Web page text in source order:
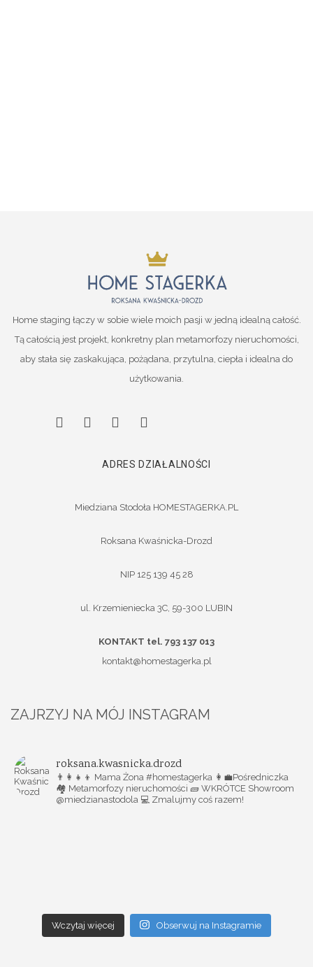
Home staging łączy w sobie wiele moich pasji w jedną idealną całość.
Tą całością jest projekt, konkretny plan metamorfozy nieruchomości,
aby stała się zaskakująca, pożądana, przytulna, ciepła i idealna do
użytkowania.
ADRES DZIAŁALNOŚCI
Miedziana Stodoła HOMESTAGERKA.PL
Roksana Kwaśnicka-Drozd
NIP 125 139 45 28
ul. Krzemieniecka 3C, 59-300 LUBIN
KONTAKT tel. 793 137 013
kontakt@homestagerka.pl
ZAJRZYJ NA MÓJ INSTAGRAM
roksana.kwasnicka.drozd
👨‍👩‍👧‍👦 Mama Żona #homestagerka 👩‍💼Pośredniczka
🏘️ Metamorfozy nieruchomości 🧱 WKRÓTCE Showroom
@miedzianastodola 💻 Zmalujmy coś razem!
Wczytaj więcej Obserwuj na Instagramie